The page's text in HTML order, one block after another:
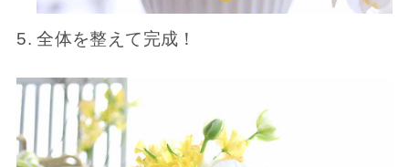
全体を整えて完成！